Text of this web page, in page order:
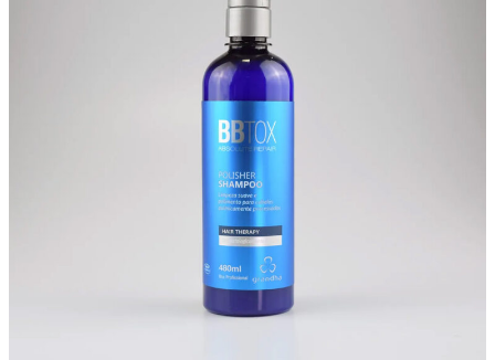
BBtox Absolute Repair
Hidratação e reparação